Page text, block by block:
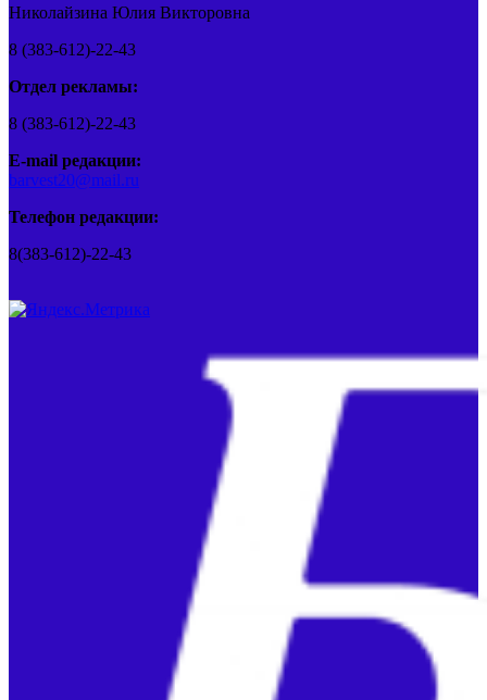
Николайзина Юлия Викторовна
8 (383-612)-22-43
Отдел рекламы:
8 (383-612)-22-43
E-mail редакции:
barvest20@mail.ru
Телефон редакции:
8(383-612)-22-43